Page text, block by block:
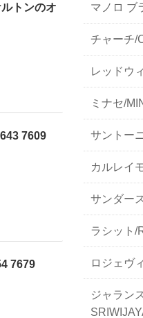
トンのオ
7609
7679
マノロ ブ
チャーチ/
レッドウ
ミナセ/
サントー
カルレイ
サンダー
ラシット/
ロジェヴ
ジャラン